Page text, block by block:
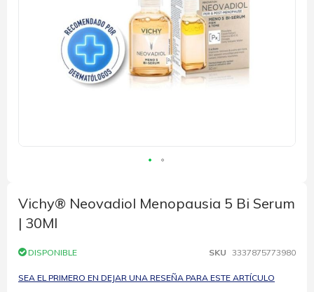
comienzo
de
de
imágenes
Vichy® Neovadiol Menopausia 5 Bi Serum
| 30Ml
DISPONIBLE SKU 3337875773980
SEA EL PRIMERO EN DEJAR UNA RESEÑA PARA ESTE ARTÍCULO